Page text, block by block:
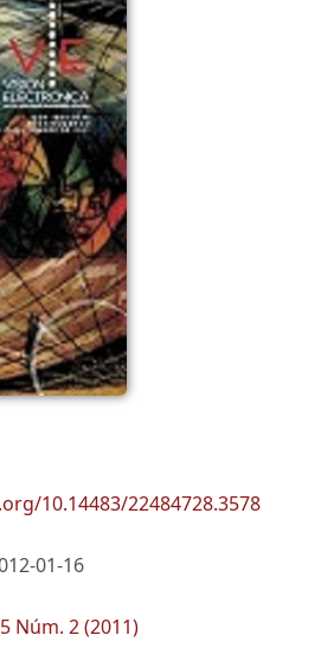
10.14483/22484728.3578
01-16
Núm. 2 (2011)